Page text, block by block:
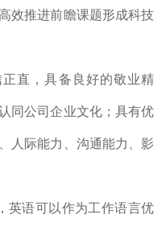
效推进前瞻课题形成科技
直，具备良好的敬业精
同公司企业文化；具有优
人际能力、沟通能力、影
英语可以作为工作语言优